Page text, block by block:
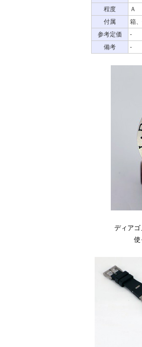
程度
Ａ
付属
箱
参考定価
-
備考
-
ディアゴ
使